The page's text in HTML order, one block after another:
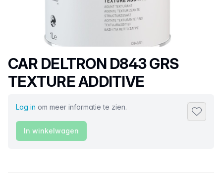
Productnaam
CAR DELTRON D843 GRS
TEXTURE ADDITIVE
Log in om meer informatie te zien.
In winkelwagen